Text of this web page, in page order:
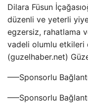
Dilara Füsun
düzenli ve yeterli
egzersiz, rahatlama
vadeli olumlu etkileri
(guzelhaber.net)
—–Sponsorlu
—–Sponsorlu